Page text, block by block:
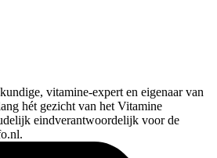
vitamine-expert en eigenaar van
hét gezicht van het Vitamine
eindverantwoordelijk voor de